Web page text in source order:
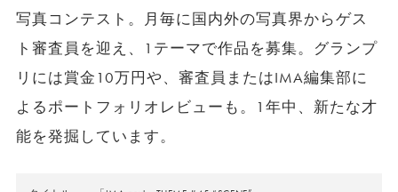
写真コンテスト。月毎に国内外の写真界からゲス
ト審査員を迎え、1テーマで作品を募集。グランプ
リには賞金10万円や、審査員またはIMA編集部に
よるポートフォリオレビューも。1年中、新たな才
能を発掘しています。